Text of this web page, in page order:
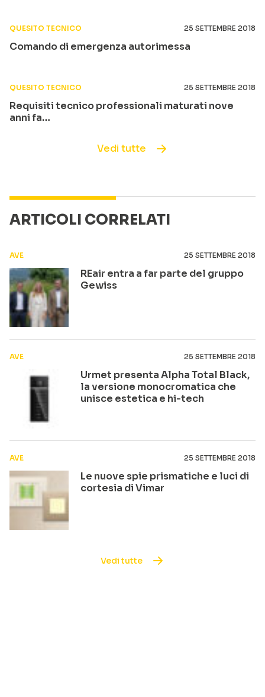
QUESITO TECNICO 25 SETTEMBRE 2018
Comando di emergenza autorimessa
QUESITO TECNICO 25 SETTEMBRE 2018
Requisiti tecnico professionali maturati nove
anni fa…
Vedi tutte
ARTICOLI CORRELATI
AVE 25 SETTEMBRE 2018
REair entra a far parte del gruppo
Gewiss
AVE 25 SETTEMBRE 2018
Urmet presenta Alpha Total Black,
la versione monocromatica che
unisce estetica e hi-tech
AVE 25 SETTEMBRE 2018
Le nuove spie prismatiche e luci di
cortesia di Vimar
Vedi tutte